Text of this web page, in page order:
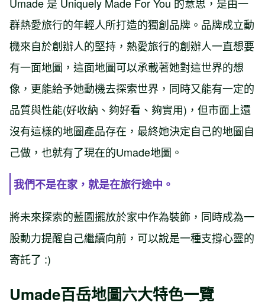
群熱愛旅行的年輕人所打造的獨創品牌。品牌成立動
機來自於創辦人的堅持，熱愛旅行的創辦人一直想要
有一面地圖，這面地圖可以承載著她對這世界的想
像，更能給予她動機去探索世界，同時又能有一定的
品質與性能(好收納、夠好看、夠實用)，但市面上還
沒有這樣的地圖產品存在，最終她決定自己的地圖自
己做，也就有了現在的Umade地圖。
我們不是在家，就是在旅行途中。
將未來探索的藍圖擺放於家中作為裝飾，同時成為一
股動力提醒自己繼續向前，可以說是一種支撐心靈的
寄託了 :)
Umade百岳地圖六大特色一覽